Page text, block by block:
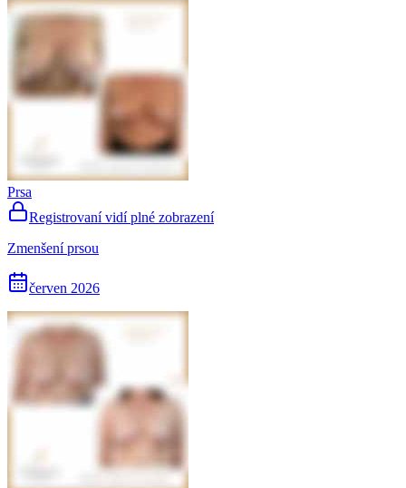
Prsa
Registrovaní vidí plné zobrazení
Zmenšení prsou
červen 2026